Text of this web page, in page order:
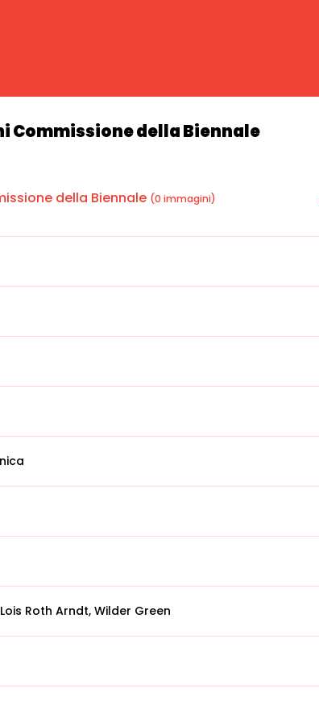
Commissione della Biennale
della Biennale (0 immagini)
Roth Arndt, Wilder Green